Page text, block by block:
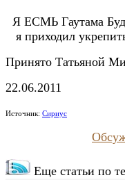
Я ЕСМЬ Гаутама
я приходил
Принято Татьяной
22.06.2011
Источник: Сириус
Еще статьи по